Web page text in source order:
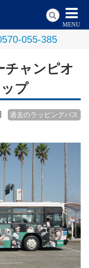
055-385
MENU
チャンピオ
プ
過去のラッピングバス